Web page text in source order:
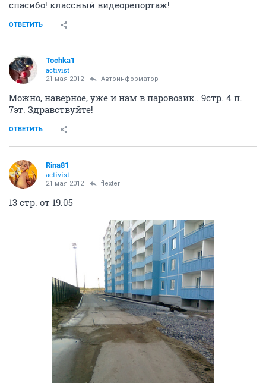
спасибо! классный видеорепортаж!
ОТВЕТИТЬ
Tochka1
activist
21 мая 2012 Автоинформатор
Можно, наверное, уже и нам в паровозик.. 9стр. 4 п.
7эт. Здравствуйте!
ОТВЕТИТЬ
Rina81
activist
21 мая 2012 flexter
13 стр. от 19.05